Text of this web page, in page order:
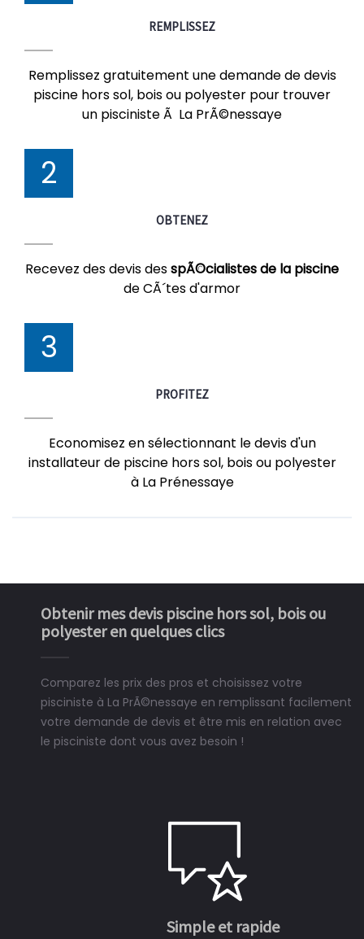
REMPLISSEZ
Remplissez gratuitement une demande de devis
piscine hors sol, bois ou polyester pour trouver
un pisciniste Ã La PrÃ©nessaye
2
OBTENEZ
Recevez des devis desspÃ©cialistes de la piscine
de CÃ´tes d'armor
3
PROFITEZ
Economisez en sélectionnant le devis d'un
installateur de piscine hors sol, bois ou polyester
à La Prénessaye
Obtenir mes devis piscine hors sol, bois ou
polyester en quelques clics
Comparez les prix des pros et choisissez votre
pisciniste à La PrÃ©nessaye en remplissant facilement
votre demande de devis et être mis en relation avec
le pisciniste dont vous avez besoin !